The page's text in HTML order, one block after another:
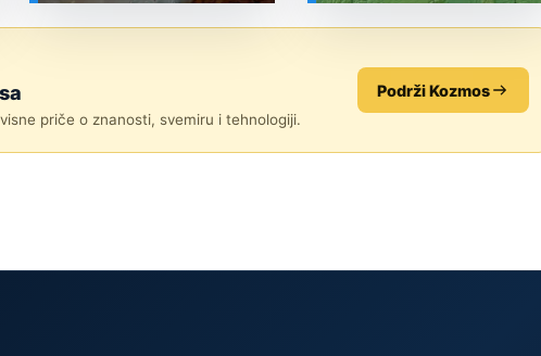
priče o znanosti, svemiru i tehnologiji.
Podrži Kozmos